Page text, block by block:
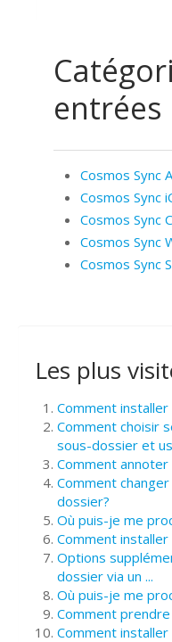
entrées
Cosmos Sync
Cosmos Sync
Cosmos Sync
Cosmos Sync
Cosmos Sync
Les plus
Comment installer
Comment choisir
sous-dossier et
Comment annoter
Comment
dossier?
Où puis-je me
Comment
Options
dossier via un ...
Où puis-je me
Comment
Comment installer